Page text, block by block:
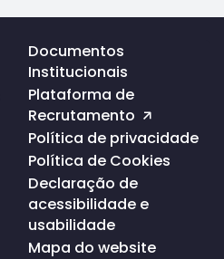
Documentos
Institucionais
Plataforma de
Recrutamento
Política de privacidade
Política de Cookies
Declaração de
acessibilidade e
usabilidade
Mapa do website